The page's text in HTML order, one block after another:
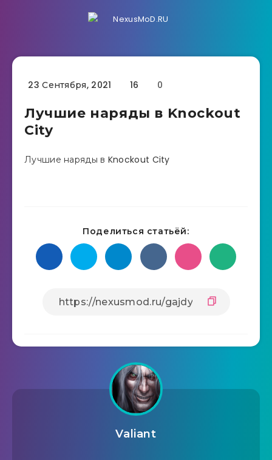
23 Сентября, 2021 16 0
Лучшие наряды в Knockout
City
Лучшие наряды в Knockout City
Поделиться статьёй:
Valiant